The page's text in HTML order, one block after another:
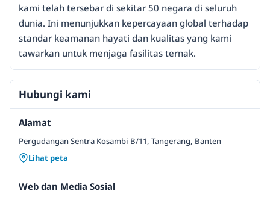
kami telah tersebar di sekitar 50 negara di seluruh
dunia. Ini menunjukkan kepercayaan global terhadap
standar keamanan hayati dan kualitas yang kami
tawarkan untuk menjaga fasilitas ternak.
Hubungi kami
Alamat
Pergudangan Sentra Kosambi B/11, Tangerang, Banten
Lihat peta
Web dan Media Sosial